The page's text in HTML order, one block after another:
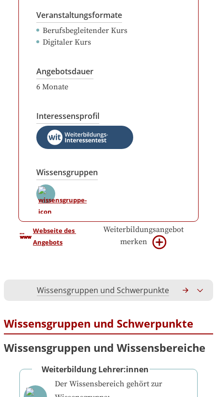
Veranstaltungsformate
Berufsbegleitender Kurs
Digitaler Kurs
Angebotsdauer
6 Monate
Interessensprofil
Wissensgruppen
Webseite des
Angebots
Weiterbildungsangebot
merken
Wissensgruppen und Schwerpunkte
Wissensgruppen und Schwerpunkte
Wissensgruppen und Wissensbereiche
Weiterbildung Lehrer:innen
Der Wissensbereich gehört zur